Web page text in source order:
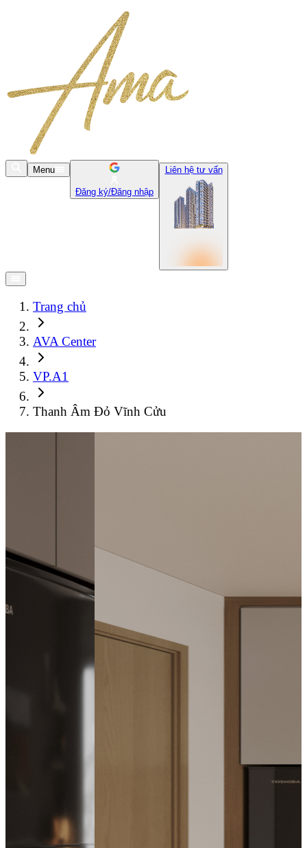
Menu
Đăng ký/Đăng nhập
Liên hệ tư vấn
Trang chủ
AVA Center
VP.A1
Thanh Âm Đỏ Vĩnh Cửu